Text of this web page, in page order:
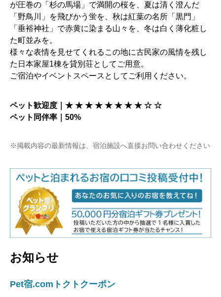
が圧巻の「杉の馬場」で満開の桜を、夏は清く澄んだ
「野鳥川」を飛びかう蛍を、秋は紅葉の名所「黒門」
「垂裕神社」で赤黄に染まる山々を、冬は白く薄化粧し
た町並みを。
様々な表情を見せてくれるこの地に古民家の風情を残し
た日本家屋1棟を貸別荘としてご用意。
ご宿泊やイベントスペースとしてご利用ください。
ペット歓迎度｜★ ★ ★ ★ ★ ★ ★ ★ ☆ ☆
ペット同伴率｜50%
※掲載内容の最新情報は、宿泊施設へ直接お問い合わせください
お知らせ
Pet宿.comトクトクーポン